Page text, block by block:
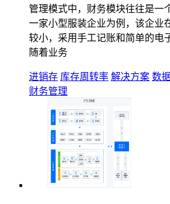
管理模式中，财务模块往往是一
一家小型服装企业为例，该企业
较小，采用手工记账和简单的电
随着业务
进销存 库存周转率 解决方案 数
财务管理